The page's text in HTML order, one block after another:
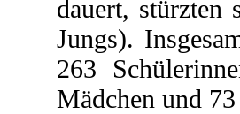
dauert, stürzten
Jungs).
263
Mädchen und